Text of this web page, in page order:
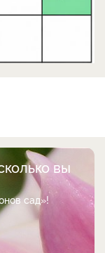
вы
сад»!